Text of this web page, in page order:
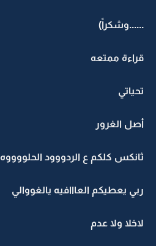
......وشكراً)
قراءة ممتعه
تحياتي
أصل الغرور
ثانكس كلكم ع الردووود الحلووووه
ربي يعطيكم العااافيه يالغووالي
لاخلا ولا عدم